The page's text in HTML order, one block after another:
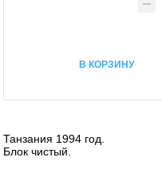
В КОРЗИНУ
Танзания 1994 год.
Блок чистый.